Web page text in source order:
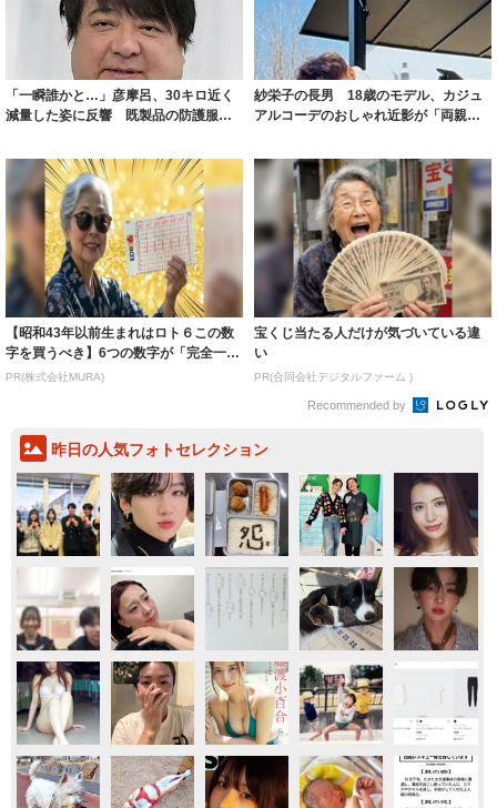
「一瞬誰かと…」彦摩呂、30キロ近く
減量した姿に反響 既製品の防護服が
紗栄子の長男 18歳のモデル、カジュ
アルコーデのおしゃれ近影が「両親の
【昭和43年以前生まれはロト６この数
字を買うべき】6つの数字が「完全一
致」する方...
PR(株式会社MURA)
宝くじ当たる人だけが気づいている違
い
PR(合同会社デジタルファーム )
Recommended by
昨日の人気フォトセレクション